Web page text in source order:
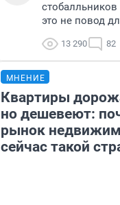
это не повод
13 290 82
МНЕНИЕ
Квартиры
но дешевеют:
рынок
сейчас такой